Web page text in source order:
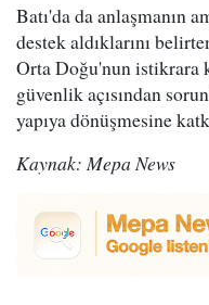
Batı'da da anlaşmanın
destek aldıklarını
Orta Doğu'nun istikrara
güvenlik açısından
yapıya dönüşmesine
Kaynak: Mepa News